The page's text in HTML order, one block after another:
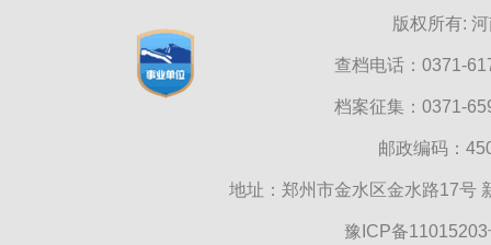
版权所有:
查档电话：0371-
档案征集：0371-
邮政编码：
地址：郑州市金水区金水路17号
豫ICP备